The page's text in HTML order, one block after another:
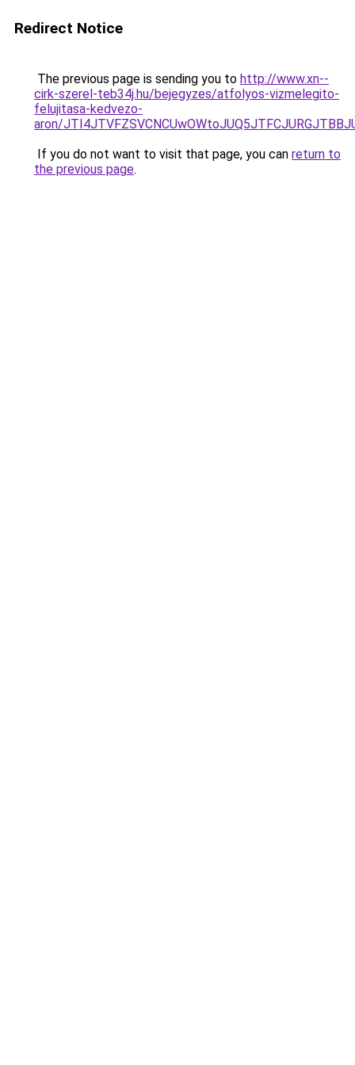
Redirect Notice
The previous page is sending you to http://www.xn--
cirk-szerel-teb34j.hu/bejegyzes/atfolyos-vizmelegito-
felujitasa-kedvezo-
aron/
If you do not want to visit that page, you can return to
the previous page.